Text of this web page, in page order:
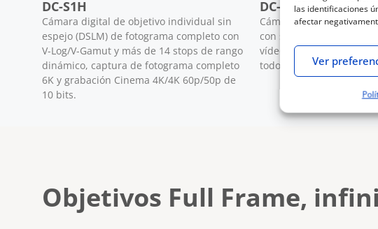
las identificaciones
afectar
Ver
DC-S1H
Cámara digital de objetivo individual sin
espejo (DSLM) de fotograma completo con
V-Log/V-Gamut y más de 14 stops de rango
dinámico, captura de fotograma completo
6K y grabación Cinema 4K/4K 60p/50p de
10 bits.
DC-S5
Cámara sin espejo de
con sensor MOS de 24,2
vídeo 4K 60p/50p de 10
todo ello en un cuerpo
Objetivos Full Frame,